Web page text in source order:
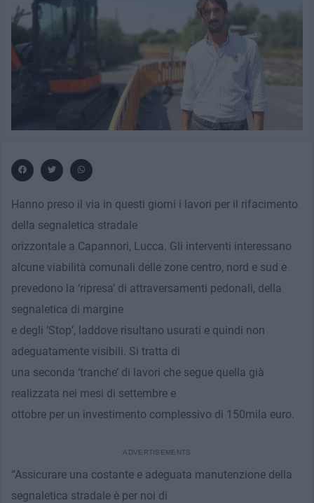
Hanno preso il via in questi giorni i lavori per il rifacimento
della segnaletica stradale
orizzontale a Capannori, Lucca. Gli interventi interessano
alcune viabilità comunali delle zone centro, nord e sud e
prevedono la ‘ripresa’ di attraversamenti pedonali, della
segnaletica di margine
e degli ‘Stop’, laddove risultano usurati e quindi non
adeguatamente visibili. Si tratta di
una seconda ‘tranche’ di lavori che segue quella già
realizzata nei mesi di settembre e
ottobre per un investimento complessivo di 150mila euro.
“Assicurare una costante e adeguata manutenzione della
segnaletica stradale è per noi di